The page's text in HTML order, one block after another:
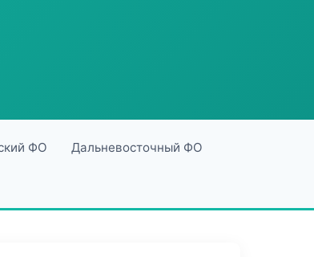
ФО Дальневосточный ФО